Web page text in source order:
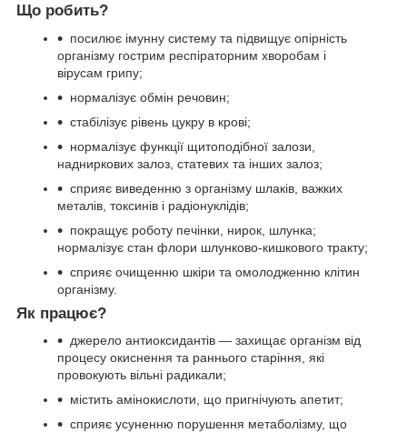
Що робить?
посилює імунну систему та підвищує опірність
організму гострим респіраторним хворобам і
вірусам грипу;
нормалізує обмін речовин;
стабілізує рівень цукру в крові;
нормалізує функції щитоподібної залози,
надниркових залоз, статевих та інших залоз;
сприяє виведенню з організму шлаків, важких
металів, токсинів і радіонуклідів;
покращує роботу печінки, нирок, шлунка;
нормалізує стан флори шлунково-кишкового тракту;
сприяє очищенню шкіри та омолодженню клітин
організму.
Як працює?
джерело антиоксидантів — захищає організм від
процесу окиснення та раннього старіння, які
провокують вільні радикали;
містить амінокислоти, що пригнічують апетит;
сприяє усуненню порушення метаболізму, що